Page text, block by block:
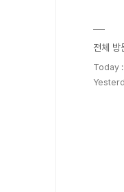
전체 방
Today :